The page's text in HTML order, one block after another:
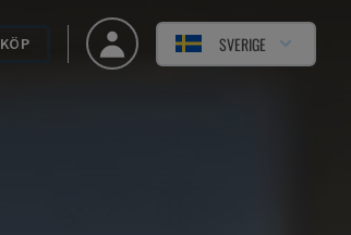
KÖP SVERIGE